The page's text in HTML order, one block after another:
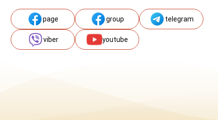
page group telegram
viber youtube